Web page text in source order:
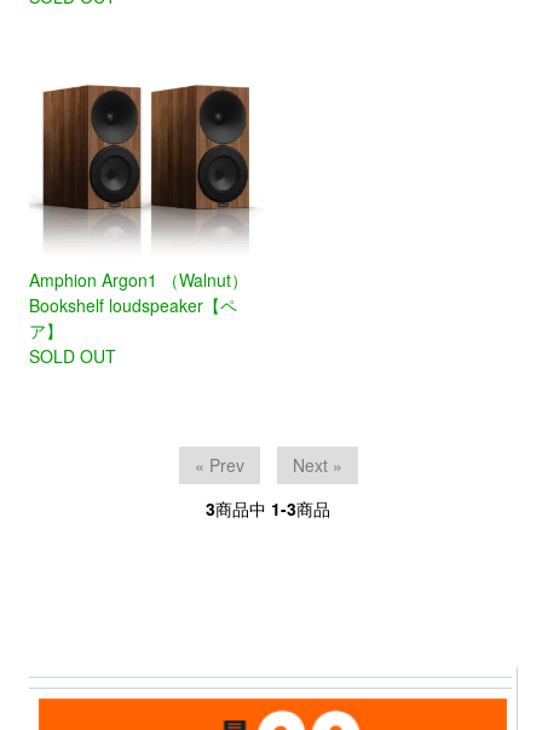
Amphion Argon1 （Walnut）
Bookshelf loudspeaker【ペ
ア】
SOLD OUT
« Prev
Next »
3商品中 1-3商品